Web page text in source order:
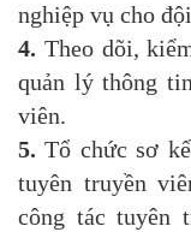
nghiệp vụ cho
4. Theo dõi,
quản lý thông
viên.
5. Tổ chức sơ
tuyên truyền
công tác tuyên